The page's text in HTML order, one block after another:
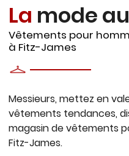
La mode
Vêtements pour
à Fitz-James
Messieurs, mettez en
vêtements tendances,
magasin de vêtements
Fitz-James.